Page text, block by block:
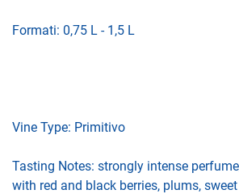
Formati: 0,75 L - 1,5 L
Vine Type: Primitivo
Tasting Notes: strongly intense
with red and black berries, plums,